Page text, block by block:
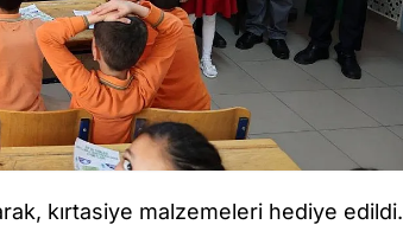
kırtasiye malzemeleri hediye edildi.